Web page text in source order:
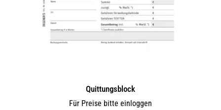
Quittungsblock
Für Preise bitte einloggen